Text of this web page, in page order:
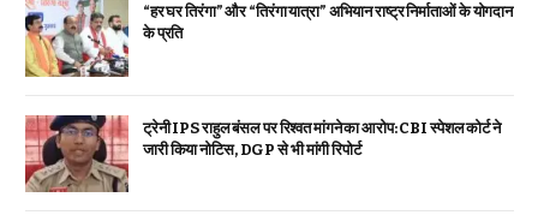
“हर घर तिरंगा” और “तिरंगा यात्रा” अभियान राष्ट्र निर्माताओं के योगदान
के प्रति
ट्रेनी IPS राहुल बंसल पर रिश्वत मांगने का आरोप: CBI स्पेशल कोर्ट ने
जारी किया नोटिस, DGP से भी मांगी रिपोर्ट